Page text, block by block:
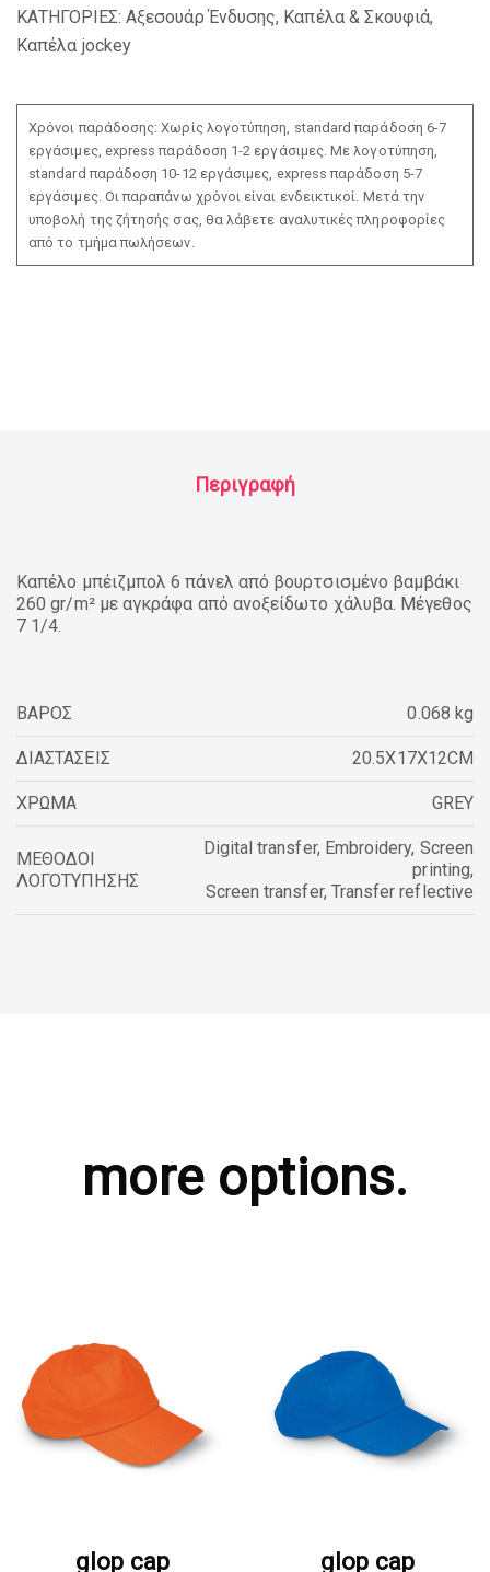
ΚΑΤΗΓΟΡΙΕΣ: Αξεσουάρ Ένδυσης, Καπέλα & Σκουφιά,
Καπέλα jockey
Χρόνοι παράδοσης: Χωρίς λογοτύπηση, standard παράδοση 6-7
εργάσιμες, express παράδοση 1-2 εργάσιμες. Με λογοτύπηση,
standard παράδοση 10-12 εργάσιμες, express παράδοση 5-7
εργάσιμες. Οι παραπάνω χρόνοι είναι ενδεικτικοί. Μετά την
υποβολή της ζήτησής σας, θα λάβετε αναλυτικές πληροφορίες
από το τμήμα πωλήσεων.
Περιγραφή
Καπέλο μπέιζμπολ 6 πάνελ από βουρτσισμένο βαμβάκι
260 gr/m² με αγκράφα από ανοξείδωτο χάλυβα. Μέγεθος
7 1/4.
ΒΑΡΟΣ 0.068 kg
ΔΙΑΣΤΑΣΕΙΣ 20.5X17X12CM
ΧΡΩΜΑ GREY
ΜΕΘΟΔΟΙ
ΛΟΓΟΤΥΠΗΣΗΣ
Digital transfer, Embroidery, Screen
printing,
Screen transfer, Transfer reflective
more options.
glop cap glop cap